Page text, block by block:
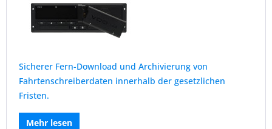
Sicherer Fern-Download und Archivierung von
Fahrtenschreiberdaten innerhalb der gesetzlichen
Fristen.
Mehr lesen